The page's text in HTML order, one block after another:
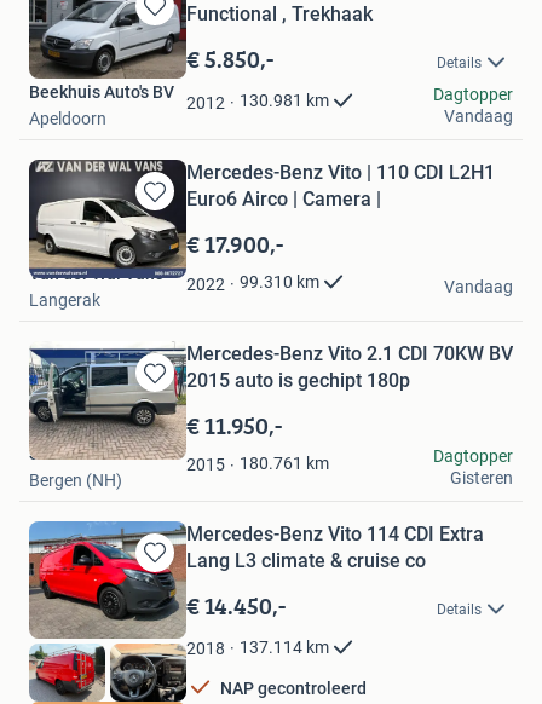
Bewaren
in
Mijn
Favorieten
Functional , Trekhaak
€ 5.850,- Details
2012 130.981 km
Beekhuis Auto's BV
Apeldoorn
Dagtopper
Vandaag
Bewaren
in
Mijn
Favorieten
Mercedes-Benz Vito | 110 CDI L2H1
Euro6 Airco | Camera |
€ 17.900,-
2022 99.310 km
Van der Wal Vans
Langerak
Vandaag
Bewaren
in
Mijn
Favorieten
Mercedes-Benz Vito 2.1 CDI 70KW BV
2015 auto is gechipt 180p
€ 11.950,-
2015 180.761 km
Sid
Bergen (NH)
Dagtopper
Gisteren
Bewaren
in
Mijn
Favorieten
Mercedes-Benz Vito 114 CDI Extra
Lang L3 climate & cruise co
€ 14.450,- Details
2018 137.114 km
NAP gecontroleerd